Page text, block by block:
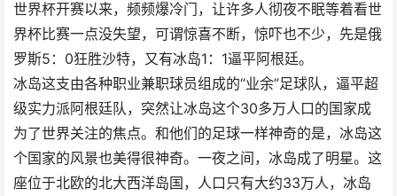
世界杯开赛以来，频频爆冷门，让许多人彻夜不眠等着看世
界杯比赛一点没失望，可谓惊喜不断，惊吓也不少，先是俄
罗斯5：0狂胜沙特，又有冰岛1：1逼平阿根廷。
冰岛这支由各种职业兼职球员组成的“业余”足球队，逼平超
级实力派阿根廷队，突然让冰岛这个30多万人口的国家成
为了世界关注的焦点。和他们的足球一样神奇的是，冰岛这
个国家的风景也美得很神奇。一夜之间，冰岛成了明星。这
座位于北欧的北大西洋岛国，人口只有大约33万人，冰岛